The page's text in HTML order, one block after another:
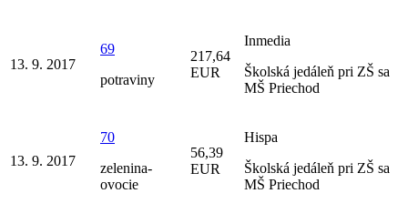
13. 9. 2017
69
potraviny
217,64
EUR
Inmedia
Školská jedáleň pri ZŠ sa
MŠ Priechod
13. 9. 2017
70
zelenina-
ovocie
56,39
EUR
Hispa
Školská jedáleň pri ZŠ sa
MŠ Priechod